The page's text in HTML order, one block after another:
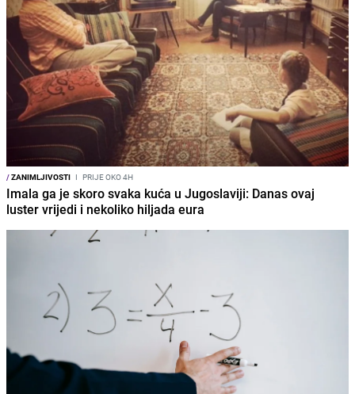
/ZANIMLJIVOSTI I PRIJE OKO 4H
Imala ga je skoro svaka kuća u Jugoslaviji: Danas ovaj
luster vrijedi i nekoliko hiljada eura